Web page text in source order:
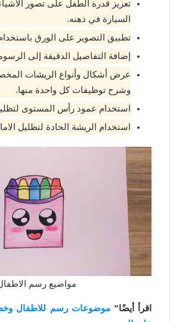
تعزيز قدرة الطفل على تصور
السيارة في ذهنه.
تطبيق التصوير على الورق
إضافة التفاصيل الدقيقة إلى
عرض أشكال وأنواع الريشات
وشرح توظيفات كل واحدة منها.
استخدام عمود رأس المستوى
استخدام الريشة الحادة لتظليل
مواضيع رسم
اقرأ أيضًا”موضوعات رسم للاطفال